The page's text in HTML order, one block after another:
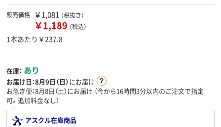
販売価格 ￥1,081 （税抜き）
￥1,189 （税込）
1本あたり￥237.8
在庫： あり
お届け日：8月9日（日）にお届け
お急ぎ便：8月8日（土）にお届け （今から16時間3分以内のご注文で指定
可。追加料金なし）
アスクル在庫商品